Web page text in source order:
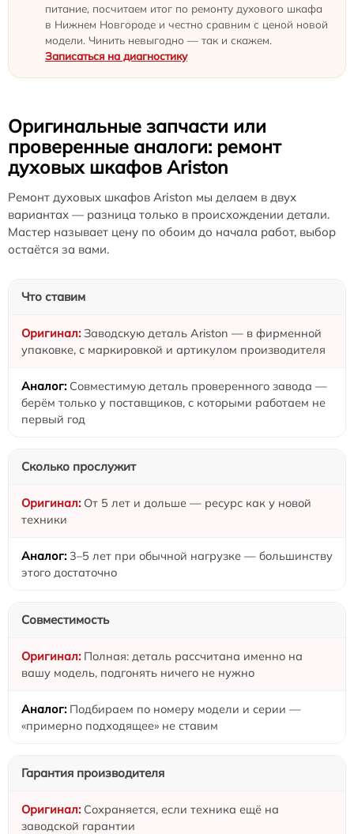
питание, посчитаем итог по ремонту духового шкафа
в Нижнем Новгороде и честно сравним с ценой новой
модели. Чинить невыгодно — так и скажем.
Записаться на диагностику
Оригинальные запчасти или
проверенные аналоги: ремонт
духовых шкафов Ariston
Ремонт духовых шкафов Ariston мы делаем в двух
вариантах — разница только в происхождении детали.
Мастер называет цену по обоим до начала работ, выбор
остаётся за вами.
Что ставим
Заводскую деталь Ariston — в фирменной
упаковке, с маркировкой и артикулом производителя
Совместимую деталь проверенного завода —
берём только у поставщиков, с которыми работаем не
первый год
Сколько прослужит
От 5 лет и дольше — ресурс как у новой
техники
3–5 лет при обычной нагрузке — большинству
этого достаточно
Совместимость
Полная: деталь рассчитана именно на
вашу модель, подгонять ничего не нужно
Подбираем по номеру модели и серии —
«примерно подходящее» не ставим
Гарантия производителя
Сохраняется, если техника ещё на
заводской гарантии